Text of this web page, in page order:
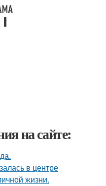
на сайте:
в центре
жизни.